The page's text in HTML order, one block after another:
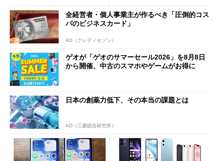
全経営者・個人事業主が作るべき「圧倒的コス
パのビジネスカード」
AD（クレディセゾン）
ゲオが「ゲオのサマーセール2026」を8月8日
から開催、中古のスマホやゲームがお得に
日本の創薬力低下、その本当の課題とは
AD（三菱総合研究所）